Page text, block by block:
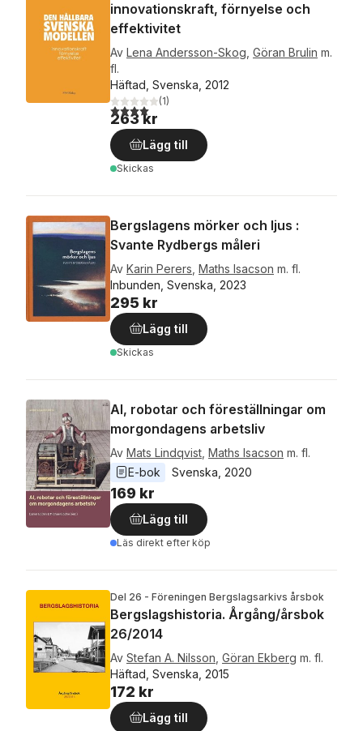
innovationskraft, förnyelse och
effektivitet
Av Lena Andersson-Skog Göran Brulin m.
fl.
Häftad, Svenska, 2012
4,0utav 5 stjärnor. Totalt antal röster:
(1)
263 kr
Lägg till
Skickas
Bergslagens mörker och ljus :
Svante Rydbergs måleri
Av Karin Perers Maths Isacson m. fl.
Inbunden, Svenska, 2023
295 kr
Lägg till
Skickas
AI, robotar och föreställningar om
morgondagens arbetsliv
Av Mats Lindqvist Maths Isacson m. fl.
E-bok
Svenska 2020
169 kr
Lägg till
Läs direkt efter köp
Del 26 - Föreningen Bergslagsarkivs årsbok
Bergslagshistoria. Årgång/årsbok
26/2014
Av Stefan A. Nilsson Göran Ekberg m. fl.
Häftad, Svenska, 2015
172 kr
Lägg till